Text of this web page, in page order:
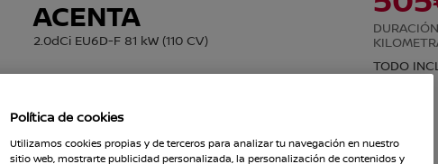
Política de cookies
Utilizamos cookies propias y de terceros para analizar tu navegación en nuestro
sitio web, mostrarte publicidad personalizada, la personalización de contenidos y